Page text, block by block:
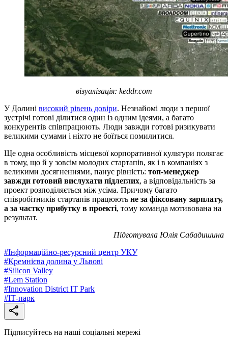
візуалізація: keddr.com
У Долині високий рівень довіри. Незнайомі люди з першої
зустрічі готові ділитися один із одним ідеями, а багато
конкурентів співпрацюють. Люди завжди готові ризикувати
великими сумами і ніхто не боїться помилитися.
Ще одна особливість місцевої корпоративної культури полягає
в тому, що й у зовсім молодих стартапів, як і в компаніях з
великими досягненнями, панує рівність: топ-менеджер
завжди готовий вислухати підлеглих, а відповідальність за
проект розподіляється між усіма. Причому багато
співробітників стартапів працюють не за фіксовану зарплату,
а за частку прибутку в проекті, тому команда мотивована на
результат.
Підготувала Юлія Сабадишина
#Інформаційно-ресурсний центр УКУ
#Кремнієва долина у Львові
#Silicon Valley
#Lem Station
#Innovation District IT Park
#ІТ-парк
Підписуйтесь на наші соціальні мережі